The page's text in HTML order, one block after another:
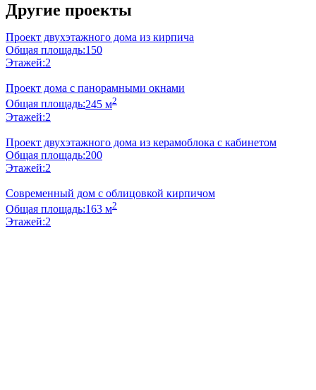
Другие проекты
Проект двухэтажного дома из кирпича
Общая площадь:150
Этажей:2
Проект дома с панорамными окнами
Общая площадь:245 м2
Этажей:2
Проект двухэтажного дома из керамоблока с кабинетом
Общая площадь:200
Этажей:2
Современный дом с облицовкой кирпичом
Общая площадь:163 м2
Этажей:2